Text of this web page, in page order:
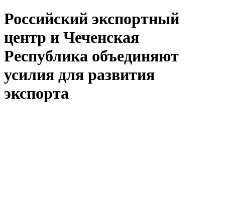
Российский экспортный
центр и Чеченская
Республика объединяют
усилия для развития
экспорта